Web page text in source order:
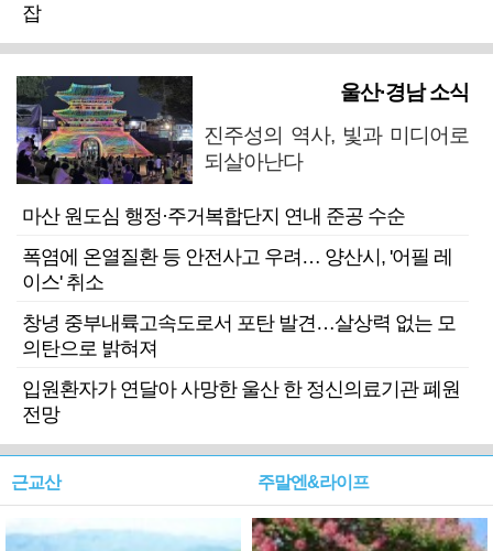
잡
울산·경남 소식
진주성의 역사, 빛과 미디어로
되살아난다
마산 원도심 행정·주거복합단지 연내 준공 수순
폭염에 온열질환 등 안전사고 우려… 양산시, '어필 레
이스' 취소
창녕 중부내륙고속도로서 포탄 발견…살상력 없는 모
의탄으로 밝혀져
입원환자가 연달아 사망한 울산 한 정신의료기관 폐원
전망
근교산 주말엔&라이프